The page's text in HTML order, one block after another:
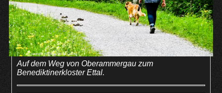
Auf dem Weg von Oberammergau zum
Benediktinerkloster Ettal.